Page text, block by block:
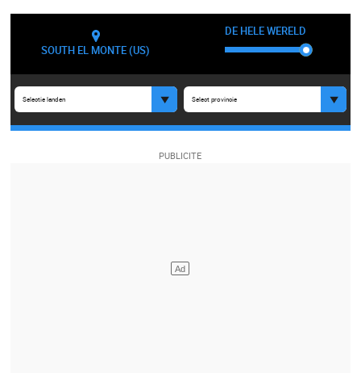
SOUTH EL MONTE (US)
DE HELE WERELD
Selectie landen Select provincie